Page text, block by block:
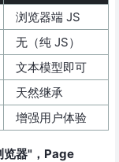
浏览器端 JS
无（纯 JS）
文本模型即可
天然继承
增强用户体验
览器"，Page